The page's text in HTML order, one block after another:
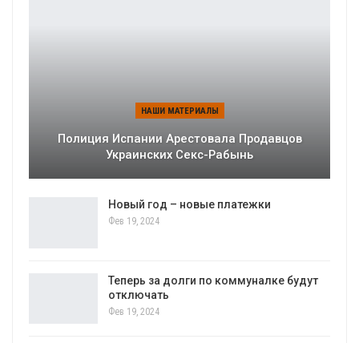
НАШИ МАТЕРИАЛЫ
Полиция Испании Арестовала Продавцов
Украинских Секс-Рабынь
Новый год – новые платежки
Фев 19, 2024
Теперь за долги по коммуналке будут
отключать
Фев 19, 2024